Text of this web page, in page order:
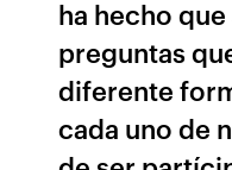
ha hecho
preguntas
diferente
cada uno de